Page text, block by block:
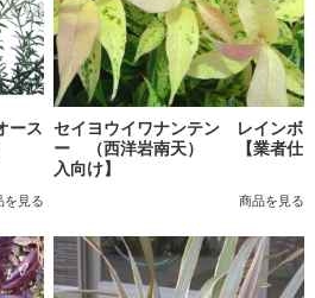
ース
）
を見る
セイヨウイワナンテン レインボ
ー （西洋岩南天） 【業者仕
入向け】
商品を見る